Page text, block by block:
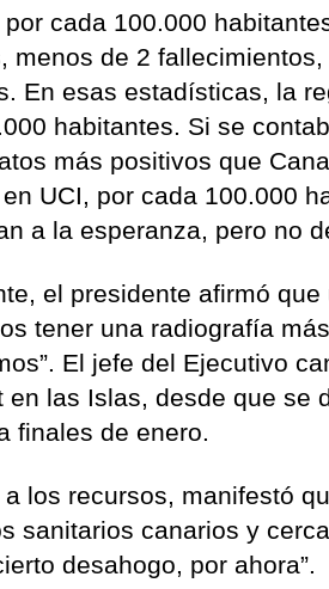
cada 100.000
menos de 2
En esas estadísticas, la
habitantes. Si se
más positivos que
UCI, por cada 100.000
a la esperanza, pero no
el presidente afirmó
tener una radiografía
El jefe del Ejecutivo
en las Islas, desde que se
finales de enero.
a los recursos, manifestó
sanitarios canarios y
desahogo, por ahora”.